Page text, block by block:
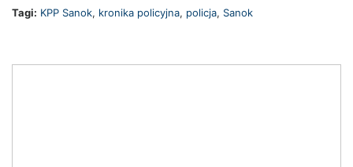
Tagi: KPP Sanok, kronika policyjna, policja, Sanok